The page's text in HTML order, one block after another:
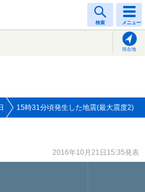
検索 メニュー
現在地
15時31分頃発生した地震(最大震度2)
2016年10月21日15:35発表